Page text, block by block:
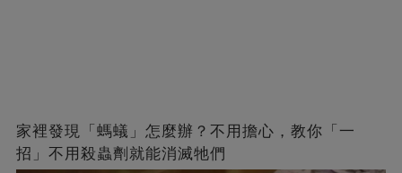
家裡發現「螞蟻」怎麼辦？不用擔心，教你「一
招」不用殺蟲劑就能消滅牠們